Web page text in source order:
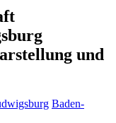
und
Baden-